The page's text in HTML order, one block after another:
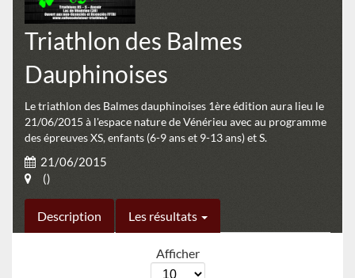
Triathlon des Balmes
Dauphinoises
Le triathlon des Balmes dauphinoises 1ère édition aura lieu le
21/06/2015 à l'espace nature de Vénérieu avec au programme
des épreuves XS, enfants (6-9 ans et 9-13 ans) et S.
21/06/2015
()
Description Les résultats
Afficher